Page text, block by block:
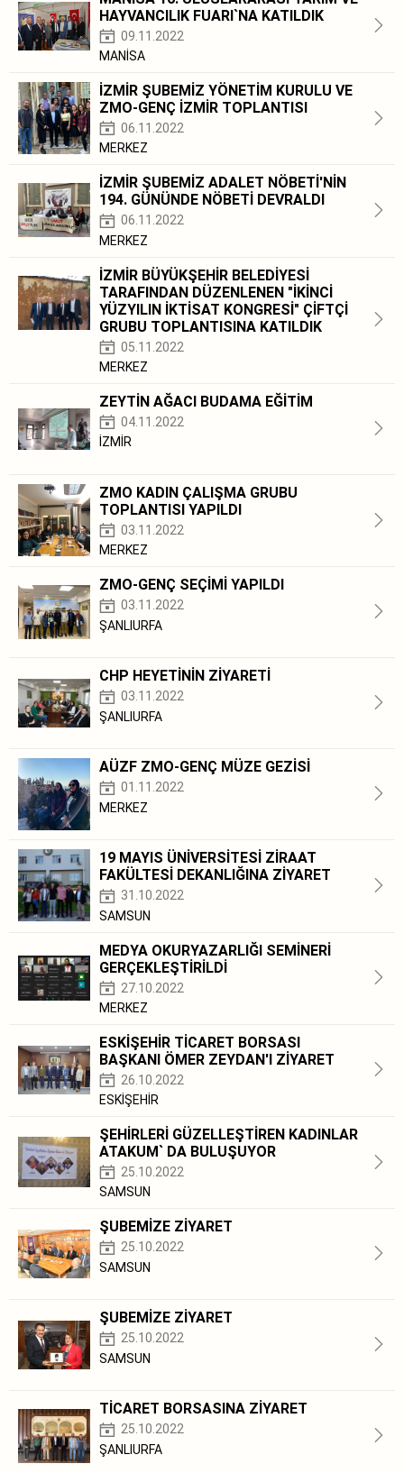
HAYVANCILIK FUARI`NA KATILDIK
09.11.2022
MANİSA
İZMİR ŞUBEMİZ YÖNETİM KURULU VE
ZMO-GENÇ İZMİR TOPLANTISI
06.11.2022
MERKEZ
İZMİR ŞUBEMİZ ADALET NÖBETİ'NİN
194. GÜNÜNDE NÖBETİ DEVRALDI
06.11.2022
MERKEZ
İZMİR BÜYÜKŞEHİR BELEDİYESİ
TARAFINDAN DÜZENLENEN "İKİNCİ
YÜZYILIN İKTİSAT KONGRESİ" ÇİFTÇİ
GRUBU TOPLANTISINA KATILDIK
05.11.2022
MERKEZ
ZEYTİN AĞACI BUDAMA EĞİTİM
04.11.2022
İZMİR
ZMO KADIN ÇALIŞMA GRUBU
TOPLANTISI YAPILDI
03.11.2022
MERKEZ
ZMO-GENÇ SEÇİMİ YAPILDI
03.11.2022
ŞANLIURFA
CHP HEYETİNİN ZİYARETİ
03.11.2022
ŞANLIURFA
AÜZF ZMO-GENÇ MÜZE GEZİSİ
01.11.2022
MERKEZ
19 MAYIS ÜNİVERSİTESİ ZİRAAT
FAKÜLTESİ DEKANLIĞINA ZİYARET
31.10.2022
SAMSUN
MEDYA OKURYAZARLIĞI SEMİNERİ
GERÇEKLEŞTİRİLDİ
27.10.2022
MERKEZ
ESKİŞEHİR TİCARET BORSASI
BAŞKANI ÖMER ZEYDAN'I ZİYARET
26.10.2022
ESKİŞEHİR
ŞEHİRLERİ GÜZELLEŞTİREN KADINLAR
ATAKUM` DA BULUŞUYOR
25.10.2022
SAMSUN
ŞUBEMİZE ZİYARET
25.10.2022
SAMSUN
ŞUBEMİZE ZİYARET
25.10.2022
SAMSUN
TİCARET BORSASINA ZİYARET
25.10.2022
ŞANLIURFA